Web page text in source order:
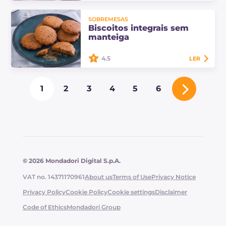
são biscoitos sem glúten
preparados com farinha de quinoa
e milho e enriquecidos com cacau e
SOBREMESAS
Biscoitos integrais sem
manteiga
manteiga são biscoitos deliciosos e
saudáveis para o café da manhã.
4.5 LER
1 2 3 4 5 6
© 2026 Mondadori Digital S.p.A.
VAT no. 14371170961About usTerms of UsePrivacy Notice
Privacy PolicyCookie PolicyCookie settingsDisclaimer
Code of EthicsMondadori Group